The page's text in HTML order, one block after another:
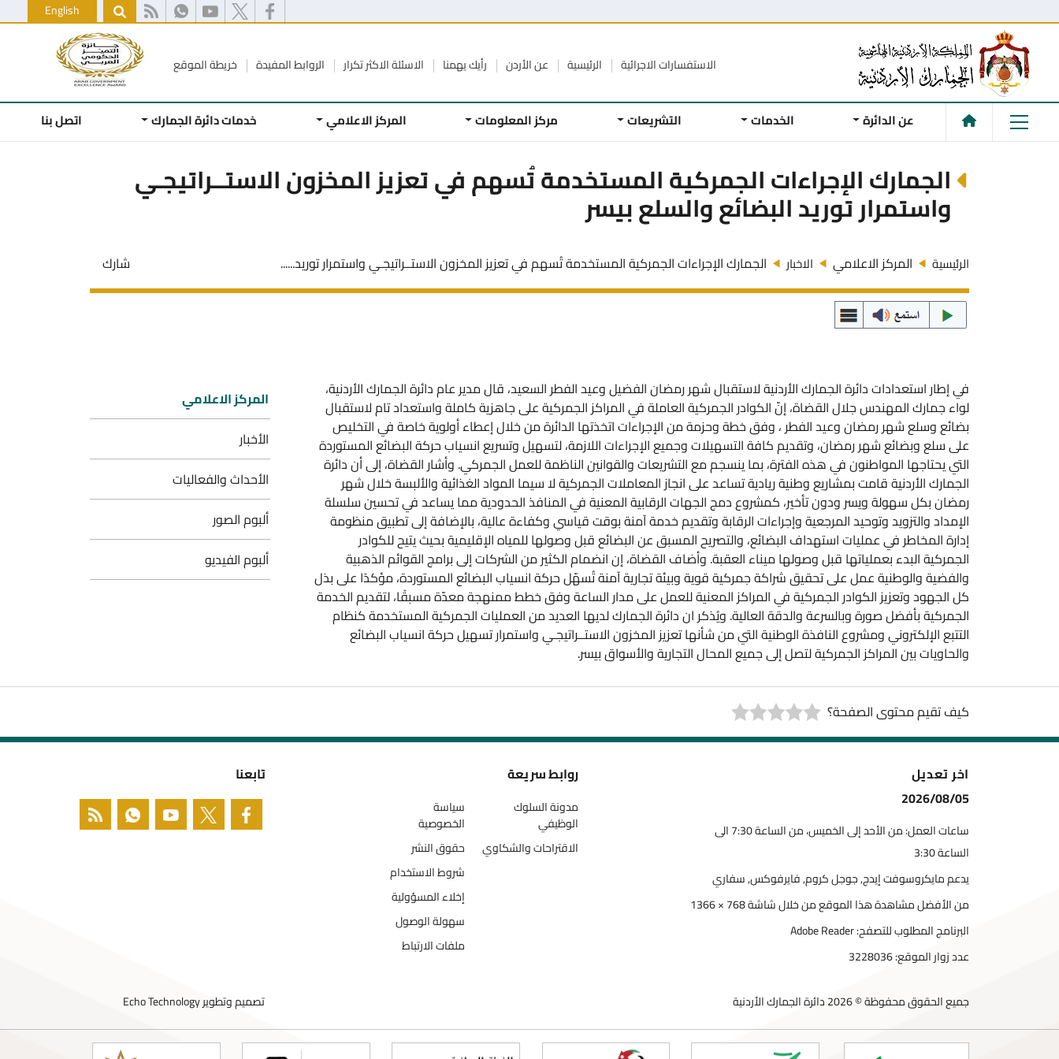
English
الاستفسارات الاجرائية الرئيسية عن الأردن رأيك يهمنا الاسئلة الاكثر تكرار الروابط المفيدة خريطة الموقع
عن الدائرة الخدمات التشريعات مركز المعلومات المركز الاعلامي خدمات دائرة الجمارك اتصل بنا
الجمارك الإجراءات الجمركية المستخدمة تُسهم في تعزيز المخزون الاستــراتيجـي
واستمرار توريد البضائع والسلع بيسر
الرئيسية المركز الاعلامي الاخبار الجمارك الإجراءات الجمركية المستخدمة تُسهم في تعزيز المخزون الاستــراتيجـي واستمرار توريد...... شارك
في إطار استعدادات دائرة الجمارك الأردنية لاستقبال شهر رمضان الفضيل وعيد الفطر السعيد، قال مدير عام دائرة الجمارك الأردنية،
لواء جمارك المهندس جلال القضاة، إنّ الكوادر الجمركية العاملة في المراكز الجمركية على جاهزية كاملة واستعداد تام لاستقبال
بضائع وسلع شهر رمضان وعيد الفطر ، وفق خطة وحزمة من الإجراءات اتخذتها الدائرة من خلال إعطاء أولوية خاصة في التخليص
على سلع وبضائع شهر رمضان، وتقديم كافة التسهيلات وجميع الإجراءات اللازمة، لتسهيل وتسريع انسياب حركة البضائع المستوردة
التي يحتاجها المواطنون في هذه الفترة، بما ينسجم مع التشريعات والقوانين الناظمة للعمل الجمركي. وأشار القضاة، إلى أن دائرة
الجمارك الأردنية قامت بمشاريع وطنية ريادية تساعد على انجاز المعاملات الجمركية لا سيما المواد الغذائية والألبسة خلال شهر
رمضان بكل سهولة ويسر ودون تأخير، كمشروع دمج الجهات الرقابية المعنية في المنافذ الحدودية مما يساعد في تحسين سلسلة
الإمداد والتزويد وتوحيد المرجعية وإجراءات الرقابة وتقديم خدمة آمنة بوقت قياسي وكفاءة عالية، بالإضافة إلى تطبيق منظومة
إدارة المخاطر في عمليات استهداف البضائع، والتصريح المسبق عن البضائع قبل وصولها للمياه الإقليمية بحيث يتيح للكوادر
الجمركية البدء بعملياتها قبل وصولها ميناء العقبة. وأضاف القضاة، إن انضمام الكثير من الشركات إلى برامج القوائم الذهبية
والفضية والوطنية عمل على تحقيق شراكة جمركية قوية وبيئة تجارية آمنة تُسهّل حركة انسياب البضائع المستوردة، مؤكدًا على بذل
كل الجهود وتعزيز الكوادر الجمركية في المراكز المعنية للعمل على مدار الساعة وفق خطط ممنهجة معدّة مسبقًا، لتقديم الخدمة
الجمركية بأفضل صورة وبالسرعة والدقة العالية. ويُذكر ان دائرة الجمارك لديها العديد من العمليات الجمركية المستخدمة كنظام
التتبع الإلكتروني ومشروع النافذة الوطنية التي من شأنها تعزيز المخزون الاستــراتيجـي واستمرار تسهيل حركة انسياب البضائع
والحاويات بين المراكز الجمركية لتصل إلى جميع المحال التجارية والأسواق بيسر.
المركز الاعلامي
الأخبار
الأحداث والفعاليات
ألبوم الصور
ألبوم الفيديو
كيف تقيم محتوى الصفحة؟
اخر تعديل
2026/08/05
ساعات العمل: من الأحد إلى الخميس، من الساعة 7:30 الى
الساعة 3:30
يدعم مايكروسوفت إيدج, جوجل كروم, فايرفوكس, سفاري
من الأفضل مشاهدة هذا الموقع من خلال شاشة 768 × 1366
البرنامج المطلوب للتصفح: Adobe Reader
عدد زوار الموقع:3228036
روابط سريعة
مدونة السلوك
الوظيفي
الاقتراحات والشكاوي
سياسة
الخصوصية
حقوق النشر
شروط الاستخدام
إخلاء المسؤولية
سهولة الوصول
ملفات الارتباط
تابعنا
جميع الحقوق محفوظة © 2026 دائرة الجمارك الأردنية تصميم وتطويرEcho Technology